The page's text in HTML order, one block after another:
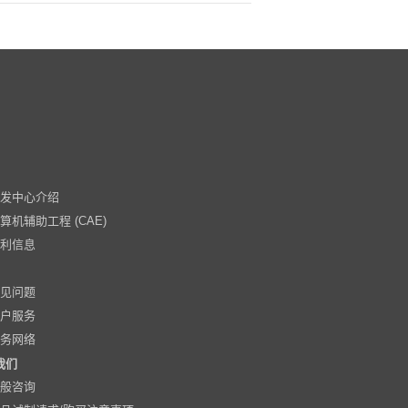
中心介绍
机辅助工程 (CAE)
信息
问题
服务
网络
们
咨询